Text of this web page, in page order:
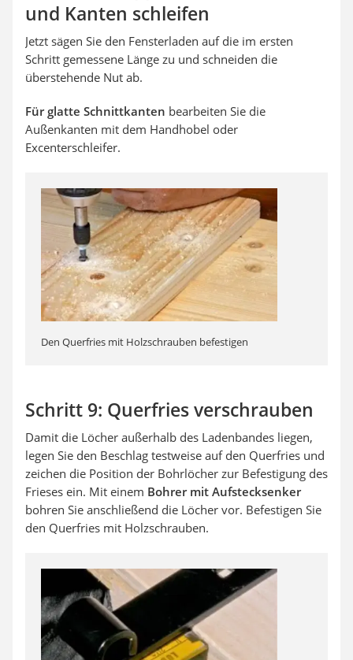
und Kanten schleifen
Jetzt sägen Sie den Fensterladen auf die im ersten
Schritt gemessene Länge zu und schneiden die
überstehende Nut ab.
Für glatte Schnittkanten bearbeiten Sie die
Außenkanten mit dem Handhobel oder
Excenterschleifer.
Den Querfries mit Holzschrauben befestigen
Schritt 9: Querfries verschrauben
Damit die Löcher außerhalb des Ladenbandes liegen,
legen Sie den Beschlag testweise auf den Querfries und
zeichen die Position der Bohrlöcher zur Befestigung des
Frieses ein. Mit einem Bohrer mit Aufstecksenker
bohren Sie anschließend die Löcher vor. Befestigen Sie
den Querfries mit Holzschrauben.